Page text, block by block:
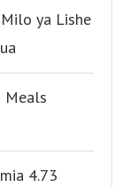
ya Lishe
Meals
4.73